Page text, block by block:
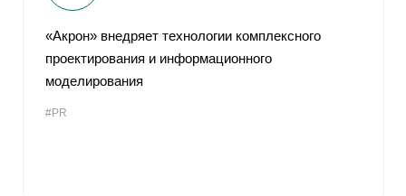
«Акрон» внедряет технологии комплексного
проектирования и информационного
моделирования
#PR